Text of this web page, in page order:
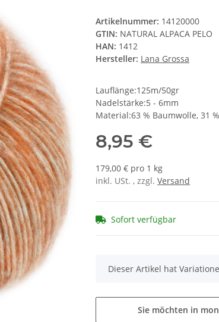
Artikelnummer: 14120000
GTIN: NATURAL ALPACA PELO
HAN: 1412
Hersteller: Lana Grossa
Lauflänge:125m/50gr
Nadelstärke:5 - 6mm
Material:63 % Baumwolle, 31
8,95 €
179,00 € pro 1 kg
inkl. USt. , zzgl. Versand
Sofort verfügbar
x
Dieser Artikel hat
Sie möchten in